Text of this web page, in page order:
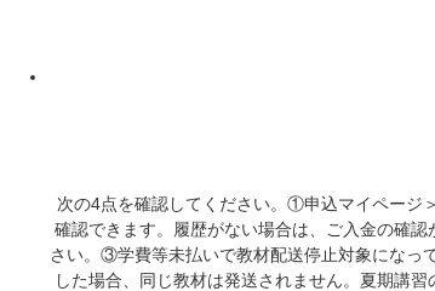
次の4点を確認してください。①申込マイページ
確認できます。履歴がない場合は、ご入金の確
さい。③学費等未払いで教材配送停止対象になっ
した場合、同じ教材は発送されません。夏期講